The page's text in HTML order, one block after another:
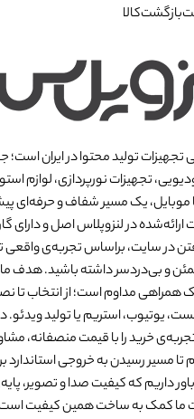
تولید محتوا در ایران است؛
تجهیزات نورپردازی، لوازم
موبایل، یک مسیر شفاف و حرفه‌ای
در لنزوپلاس اصل و دارای
در سایت، براساس تجربه‌ی
و بی‌دردسر داشته باشید. هدف
همراهی مداوم است؛ از انتخاب تا
یوتیوب، استریم یا تولید ویدئو.
خرید را با قیمت منصفانه،
مسیر رسیدن به خروجی استاندارد
داریم که کیفیت صدا و تصویر،
ما کمک به ساخت همین کیفیت